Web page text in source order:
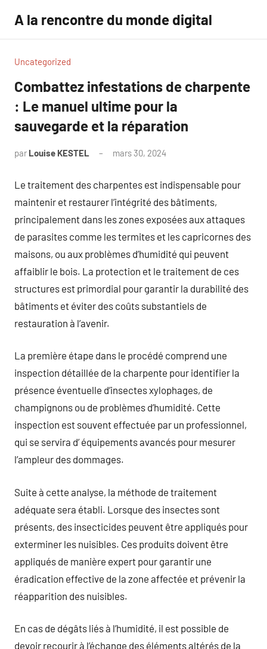
contenu
A la rencontre du monde digital
Uncategorized
Combattez infestations de charpente
: Le manuel ultime pour la
sauvegarde et la réparation
par Louise KESTEL mars 30, 2024
Le traitement des charpentes est indispensable pour
maintenir et restaurer l’intégrité des bâtiments,
principalement dans les zones exposées aux attaques
de parasites comme les termites et les capricornes des
maisons, ou aux problèmes d’humidité qui peuvent
affaiblir le bois. La protection et le traitement de ces
structures est primordial pour garantir la durabilité des
bâtiments et éviter des coûts substantiels de
restauration à l’avenir.
La première étape dans le procédé comprend une
inspection détaillée de la charpente pour identifier la
présence éventuelle d’insectes xylophages, de
champignons ou de problèmes d’humidité. Cette
inspection est souvent effectuée par un professionnel,
qui se servira d’ équipements avancés pour mesurer
l’ampleur des dommages.
Suite à cette analyse, la méthode de traitement
adéquate sera établi. Lorsque des insectes sont
présents, des insecticides peuvent être appliqués pour
exterminer les nuisibles. Ces produits doivent être
appliqués de manière expert pour garantir une
éradication effective de la zone affectée et prévenir la
réapparition des nuisibles.
En cas de dégâts liés à l’humidité, il est possible de
devoir recourir à l’échange des éléments altérés de la